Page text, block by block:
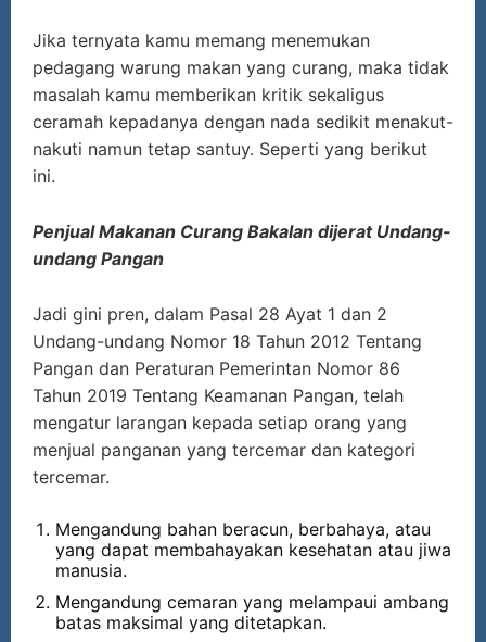
Jika ternyata kamu memang menemukan
pedagang warung makan yang curang, maka tidak
masalah kamu memberikan kritik sekaligus
ceramah kepadanya dengan nada sedikit menakut-
nakuti namun tetap santuy. Seperti yang berikut
ini.
Penjual Makanan Curang Bakalan dijerat Undang-
undang Pangan
Jadi gini pren, dalam Pasal 28 Ayat 1 dan 2
Undang-undang Nomor 18 Tahun 2012 Tentang
Pangan dan Peraturan Pemerintan Nomor 86
Tahun 2019 Tentang Keamanan Pangan, telah
mengatur larangan kepada setiap orang yang
menjual panganan yang tercemar dan kategori
tercemar.
Mengandung bahan beracun, berbahaya, atau
yang dapat membahayakan kesehatan atau jiwa
manusia.
Mengandung cemaran yang melampaui ambang
batas maksimal yang ditetapkan.